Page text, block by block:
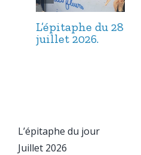
L’épitaphe du 28
juillet 2026.
L’épitaphe du jour
Juillet 2026